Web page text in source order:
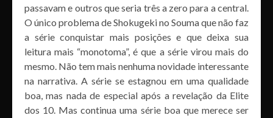
passavam e outros que seria três a zero para a central.
O único problema de Shokugeki no Souma que não faz
a série conquistar mais posições e que deixa sua
leitura mais “monotoma”, é que a série virou mais do
mesmo. Não tem mais nenhuma novidade interessante
na narrativa. A série se estagnou em uma qualidade
boa, mas nada de especial após a revelação da Elite
dos 10. Mas continua uma série boa que merece ser